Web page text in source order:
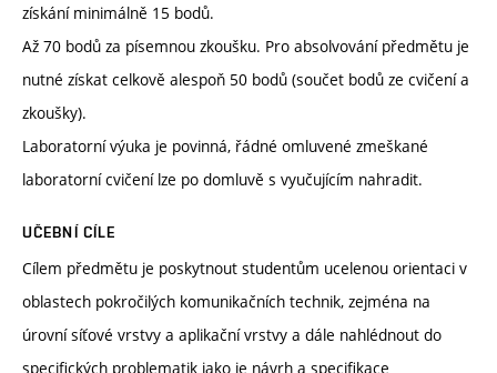
získání minimálně 15 bodů.
Až 70 bodů za písemnou zkoušku. Pro absolvování předmětu je
nutné získat celkově alespoň 50 bodů (součet bodů ze cvičení a
zkoušky).
Laboratorní výuka je povinná, řádné omluvené zmeškané
laboratorní cvičení lze po domluvě s vyučujícím nahradit.
UČEBNÍ CÍLE
Cílem předmětu je poskytnout studentům ucelenou orientaci v
oblastech pokročilých komunikačních technik, zejména na
úrovní síťové vrstvy a aplikační vrstvy a dále nahlédnout do
specifických problematik jako je návrh a specifikace